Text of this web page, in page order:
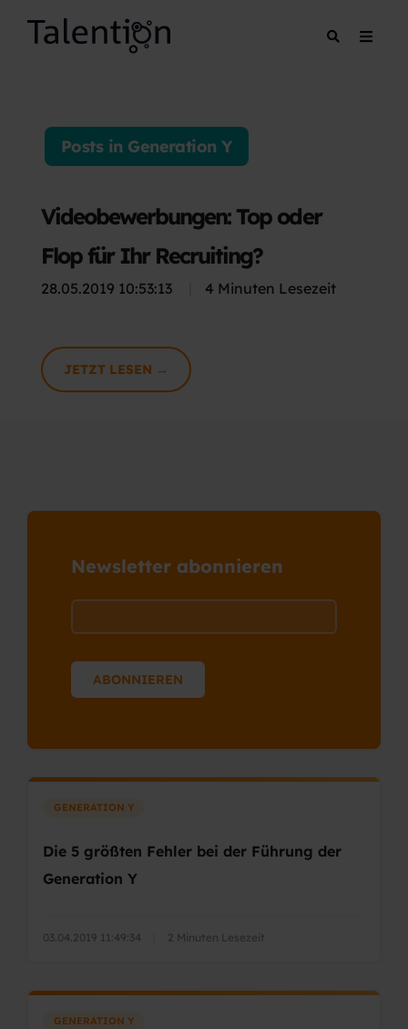
Posts in Generation Y
Videobewerbungen: Top oder
Flop für Ihr Recruiting?
28.05.2019 10:53:13 4 Minuten Lesezeit
JETZT LESEN →
Newsletter abonnieren
GENERATION Y
Die 5 größten Fehler bei der Führung der
Generation Y
03.04.2019 11:49:34 2 Minuten Lesezeit
GENERATION Y